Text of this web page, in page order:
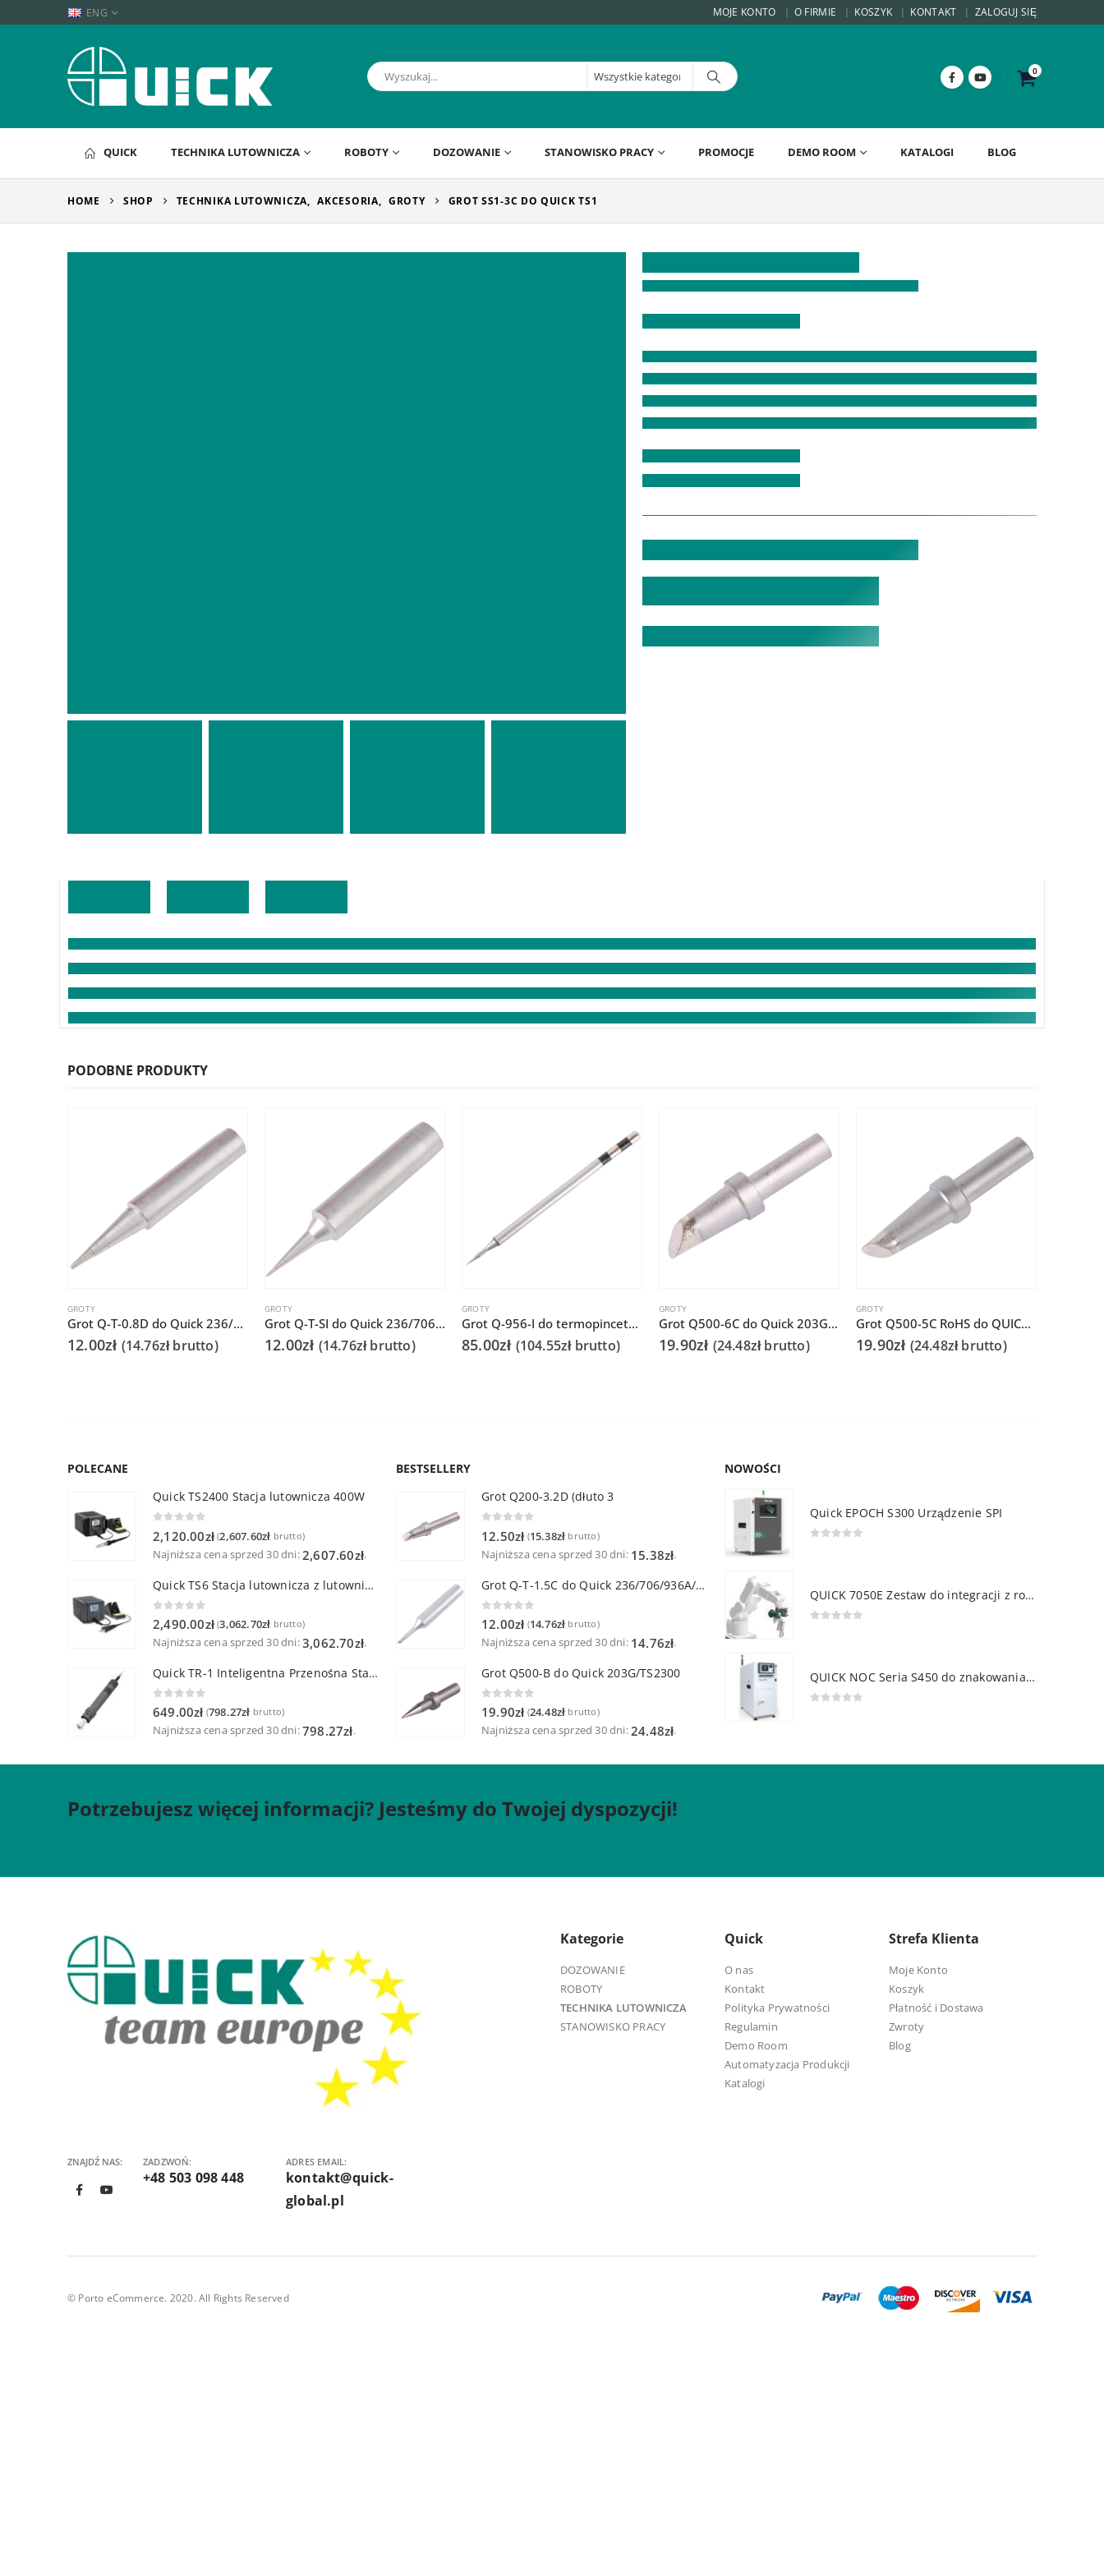
ENG MOJE KONTO O FIRMIE KOSZYK KONTAKT ZALOGUJ SIĘ
0
QUICK TECHNIKA LUTOWNICZA ROBOTY DOZOWANIE STANOWISKO PRACY PROMOCJE DEMO ROOM KATALOGI BLOG
HOME SHOP TECHNIKA LUTOWNICZA, AKCESORIA, GROTY GROT SS1-3C DO QUICK TS1
PODOBNE PRODUKTY
GROTY
Grot Q-T-0.8D do Quick 236/706/936A/3104/3102/TS1100
12.00zł (14.76złbrutto)
GROTY
Grot Q-T-SI do Quick 236/706/936A/3104/3102/TS1100
12.00zł (14.76złbrutto)
GROTY
Grot Q-956-I do termopincety Quick 986 do tweezera / TWZ120
85.00zł (104.55złbrutto)
GROTY
Grot Q500-6C do Quick 203G/TS2300
19.90zł (24.48złbrutto)
GROTY
Grot Q500-5C RoHS do QUICK203G/TS2300
19.90zł (24.48złbrutto)
POLECANE
Quick TS2400 Stacja lutownicza 400W
2,120.00zł (2,607.60zł brutto)
Najniższa cena sprzed 30 dni:2,607.60zł.
Quick TS6 Stacja lutownicza z lutownicą pincetową 60W
2,490.00zł (3,062.70zł brutto)
Najniższa cena sprzed 30 dni:3,062.70zł.
Quick TR-1 Inteligentna Przenośna Stacja Hot-Air
0 out of 5
649.00zł (798.27zł brutto)
Najniższa cena sprzed 30 dni:798.27zł.
BESTSELLERY
Grot Q200-3.2D (dłuto 3
12.50zł (15.38zł brutto)
Najniższa cena sprzed 30 dni: 15.38zł.
Grot Q-T-1.5C do Quick 236/706/936A/3104/3102/TS1100
12.00zł (14.76zł brutto)
Najniższa cena sprzed 30 dni: 14.76zł.
Grot Q500-B do Quick 203G/TS2300
0 out of 5
19.90zł (24.48zł brutto)
Najniższa cena sprzed 30 dni:24.48zł.
NOWOŚCI
Quick EPOCH S300 Urządzenie SPI
QUICK 7050E Zestaw do integracji z robotem
QUICK NOC Seria S450 do znakowania PCB
Potrzebujesz więcej informacji? Jesteśmy do Twojej dyspozycji!
ZNAJDŹ NAS: ZADZWOŃ:
+48 503 098 448
ADRES EMAIL:
kontakt@quick-
global.pl
Kategorie
DOZOWANIE
ROBOTY
TECHNIKA LUTOWNICZA
STANOWISKO PRACY
Quick
O nas
Kontakt
Polityka Prywatności
Regulamin
Demo Room
Automatyzacja Produkcji
Katalogi
Strefa Klienta
Moje Konto
Koszyk
Płatność i Dostawa
Zwroty
Blog
© Porto eCommerce. 2020. All Rights Reserved